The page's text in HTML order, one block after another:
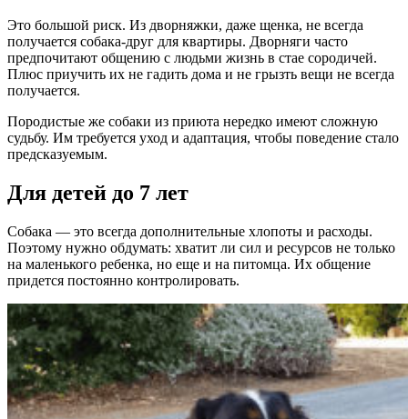
Это большой риск. Из дворняжки, даже щенка, не всегда
получается собака-друг для квартиры. Дворняги часто
предпочитают общению с людьми жизнь в стае сородичей.
Плюс приучить их не гадить дома и не грызть вещи не всегда
получается.
Породистые же собаки из приюта нередко имеют сложную
судьбу. Им требуется уход и адаптация, чтобы поведение стало
предсказуемым.
Для детей до 7 лет
Собака — это всегда дополнительные хлопоты и расходы.
Поэтому нужно обдумать: хватит ли сил и ресурсов не только
на маленького ребенка, но еще и на питомца. Их общение
придется постоянно контролировать.